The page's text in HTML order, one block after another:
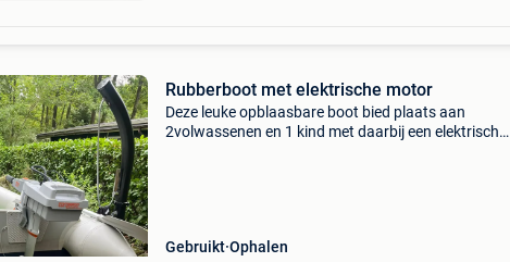
Rubberboot met elektrische motor
Deze leuke opblaasbare boot bied plaats aan
2volwassenen en 1 kind met daarbij een elektrische
Gebruikt Ophalen